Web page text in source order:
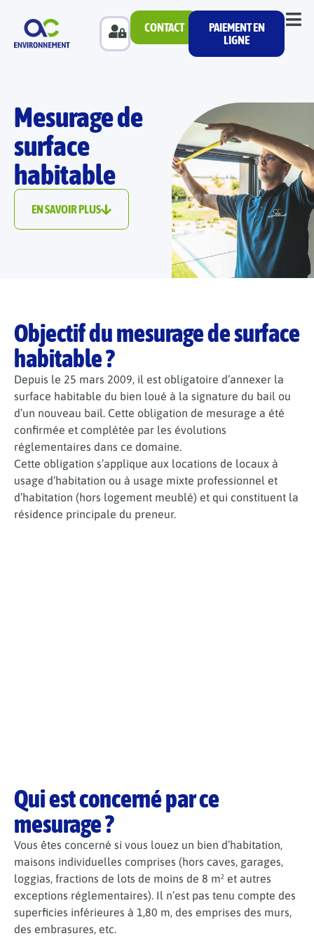
CONTACT
PAIEMENT EN
LIGNE
Mesurage de
surface
habitable
EN SAVOIR PLUS
Objectif du mesurage de surface
habitable ?
Depuis le 25 mars 2009, il est obligatoire d’annexer la
surface habitable du bien loué à la signature du bail ou
d’un nouveau bail. Cette obligation de mesurage a été
confirmée et complétée par les évolutions
réglementaires dans ce domaine.
Cette obligation s’applique aux locations de locaux à
usage d’habitation ou à usage mixte professionnel et
d’habitation (hors logement meublé) et qui constituent la
résidence principale du preneur.
Qui est concerné par ce
mesurage ?
Vous êtes concerné si vous louez un bien d’habitation,
maisons individuelles comprises (hors caves, garages,
loggias, fractions de lots de moins de 8 m² et autres
exceptions réglementaires). Il n’est pas tenu compte des
superficies inférieures à 1,80 m, des emprises des murs,
des embrasures, etc.